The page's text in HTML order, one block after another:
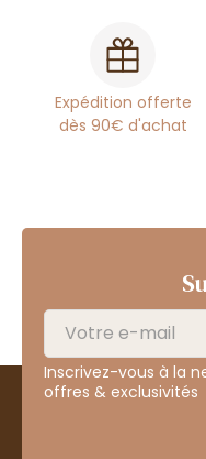
Expédition offerte
dès 90€ d'achat
Inscrivez-vous à la
offres & exclusivités